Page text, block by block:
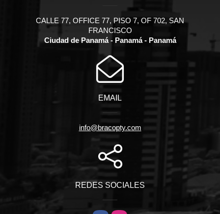
CALLE 77, OFFICE 77, PISO 7, OF 702, SAN
FRANCISCO
Ciudad de Panamá - Panamá - Panamá
EMAIL
info@bracopty.com
REDES SOCIALES